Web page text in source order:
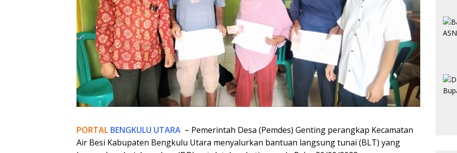
PORTAL BENGKULU UTARA – Pemerintah Desa (Pemdes) Genting perangkap Kecamatan
Air Besi Kabupaten Bengkulu Utara menyalurkan bantuan langsung tunai (BLT) yang